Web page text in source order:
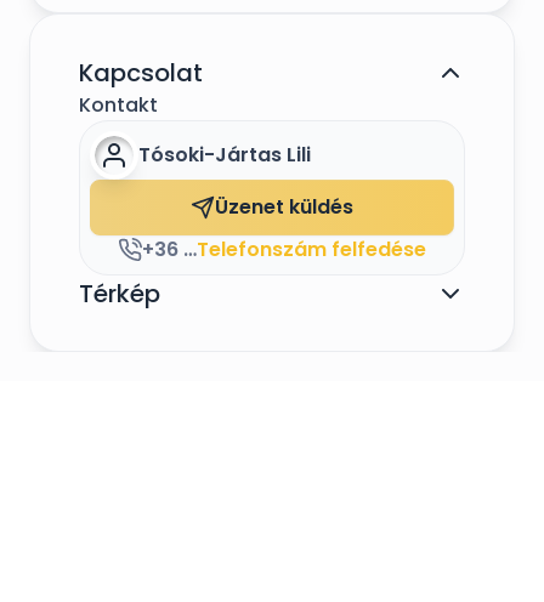
Kapcsolat
Kontakt
Tósoki-Jártas Lili
Üzenet küldés
+36 30 297 2634Telefonszám felfedése
Térkép